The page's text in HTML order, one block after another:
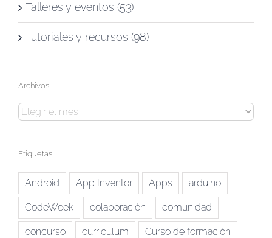
Talleres y eventos (53)
Tutoriales y recursos (98)
Archivos
Archivos
Etiquetas
Android App Inventor Apps arduino
CodeWeek colaboración comunidad
concurso curriculum Curso de formación